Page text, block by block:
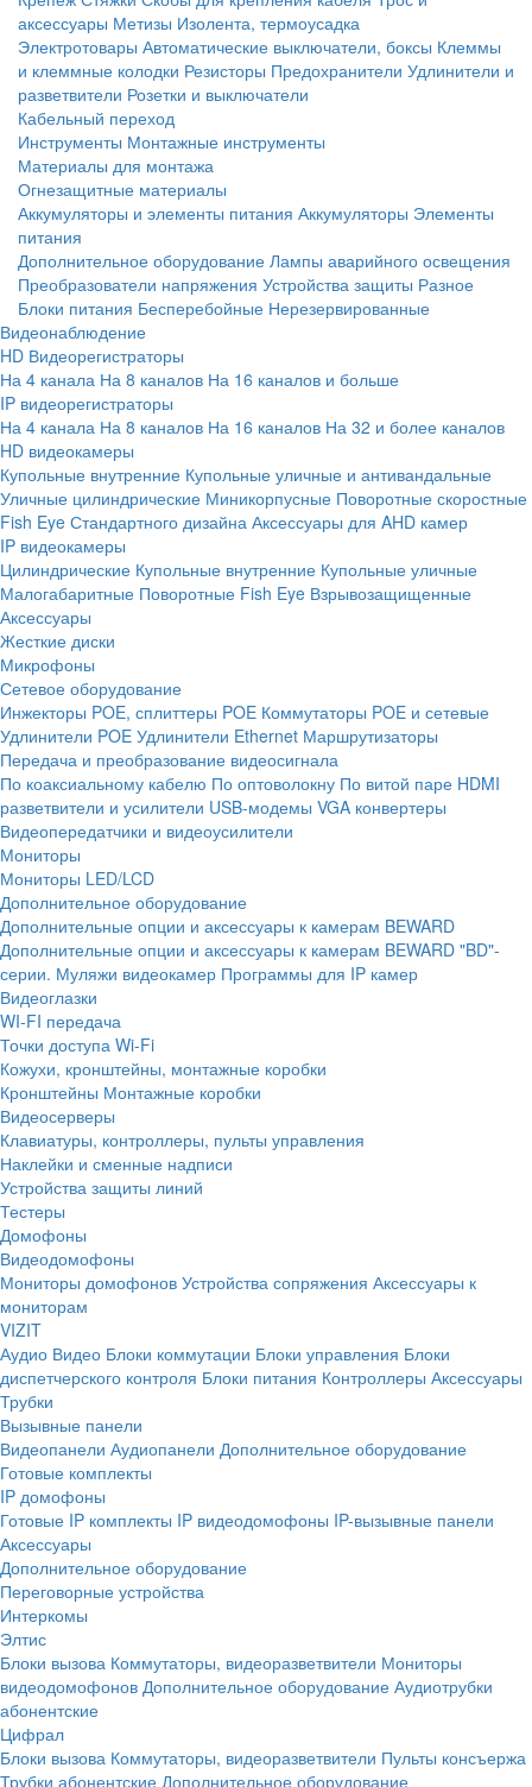
аксессуары Метизы Изолента, термоусадка
Электротовары Автоматические выключатели, боксы Клеммы
и клеммные колодки Резисторы Предохранители Удлинители и
разветвители Розетки и выключатели
Кабельный переход
Инструменты Монтажные инструменты
Материалы для монтажа
Огнезащитные материалы
Аккумуляторы и элементы питания Аккумуляторы Элементы
питания
Дополнительное оборудование Лампы аварийного освещения
Преобразователи напряжения Устройства защиты Разное
Блоки питания Бесперебойные Нерезервированные
Видеонаблюдение
HD Видеорегистраторы
На 4 канала На 8 каналов На 16 каналов и больше
IP видеорегистраторы
На 4 канала На 8 каналов На 16 каналов На 32 и более каналов
HD видеокамеры
Купольные внутренние Купольные уличные и антивандальные
Уличные цилиндрические Миникорпусные Поворотные скоростные
Fish Eye Стандартного дизайна Аксессуары для AHD камер
IP видеокамеры
Цилиндрические Купольные внутренние Купольные уличные
Малогабаритные Поворотные Fish Eye Взрывозащищенные
Аксессуары
Жесткие диски
Микрофоны
Сетевое оборудование
Инжекторы POE, сплиттеры POE Коммутаторы POE и сетевые
Удлинители POE Удлинители Ethernet Маршрутизаторы
Передача и преобразование видеосигнала
По коаксиальному кабелю По оптоволокну По витой паре HDMI
разветвители и усилители USB-модемы VGA конвертеры
Видеопередатчики и видеоусилители
Мониторы
Мониторы LED/LCD
Дополнительное оборудование
Дополнительные опции и аксессуары к камерам BEWARD
Дополнительные опции и аксессуары к камерам BEWARD "BD"-
серии. Муляжи видеокамер Программы для IP камер
Видеоглазки
WI-FI передача
Точки доступа Wi-Fi
Кожухи, кронштейны, монтажные коробки
Кронштейны Монтажные коробки
Видеосерверы
Клавиатуры, контроллеры, пульты управления
Наклейки и сменные надписи
Устройства защиты линий
Тестеры
Домофоны
Видеодомофоны
Мониторы домофонов Устройства сопряжения Аксессуары к
мониторам
VIZIT
Аудио Видео Блоки коммутации Блоки управления Блоки
диспетчерского контроля Блоки питания Контроллеры Аксессуары
Трубки
Вызывные панели
Видеопанели Аудиопанели Дополнительное оборудование
Готовые комплекты
IP домофоны
Готовые IP комплекты IP видеодомофоны IP-вызывные панели
Аксессуары
Дополнительное оборудование
Переговорные устройства
Интеркомы
Элтис
Блоки вызова Коммутаторы, видеоразветвители Мониторы
видеодомофонов Дополнительное оборудование Аудиотрубки
абонентские
Цифрал
Блоки вызова Коммутаторы, видеоразветвители Пульты консъержа
Трубки абонентские Дополнительное оборудование